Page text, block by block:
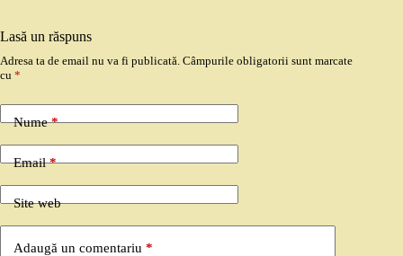
Lasă un răspuns
Adresa ta de email nu va fi publicată. Câmpurile obligatorii sunt marcate
cu *
Nume*
Email*
Site web
Adaugă un comentariu *